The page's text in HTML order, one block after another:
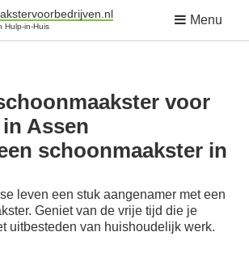
Hulp-in-Huis Menu
voor
Assen
schoonmaakster in
leven een stuk aangenamer met een
Geniet van de vrije tijd die je
uitbesteden van huishoudelijk werk.